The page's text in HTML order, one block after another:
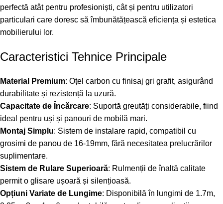
perfectă atât pentru profesioniști, cât și pentru utilizatori
particulari care doresc să îmbunătățească eficiența și estetica
mobilierului lor.
Caracteristici Tehnice Principale
Material Premium: Oțel carbon cu finisaj gri grafit, asigurând
durabilitate și rezistență la uzură.
Capacitate de Încărcare: Suportă greutăți considerabile, fiind
ideal pentru uși și panouri de mobilă mari.
Montaj Simplu: Sistem de instalare rapid, compatibil cu
grosimi de panou de 16-19mm, fără necesitatea prelucrărilor
suplimentare.
Sistem de Rulare Superioară: Rulmenții de înaltă calitate
permit o glisare ușoară și silențioasă.
Opțiuni Variate de Lungime: Disponibilă în lungimi de 1.7m,